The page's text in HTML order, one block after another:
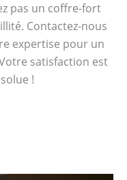
pas un coffre-fort
Contactez-nous
expertise pour un
satisfaction est
!